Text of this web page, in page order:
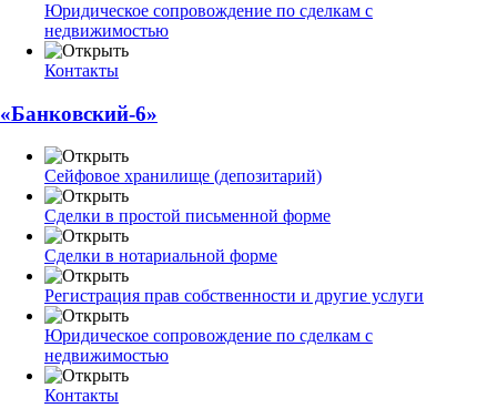
Юридическое сопровождение по сделкам с
недвижимостью
Контакты
«Банковский-6»
Сейфовое хранилище (депозитарий)
Сделки в простой письменной форме
Сделки в нотариальной форме
Регистрация прав собственности и другие услуги
Юридическое сопровождение по сделкам с
недвижимостью
Контакты